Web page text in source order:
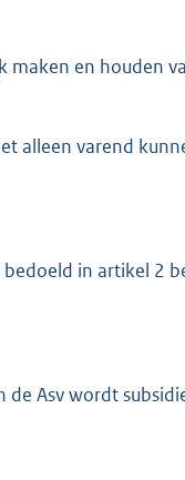
maken en houden
alleen varend
in artikel 2
Asv wordt